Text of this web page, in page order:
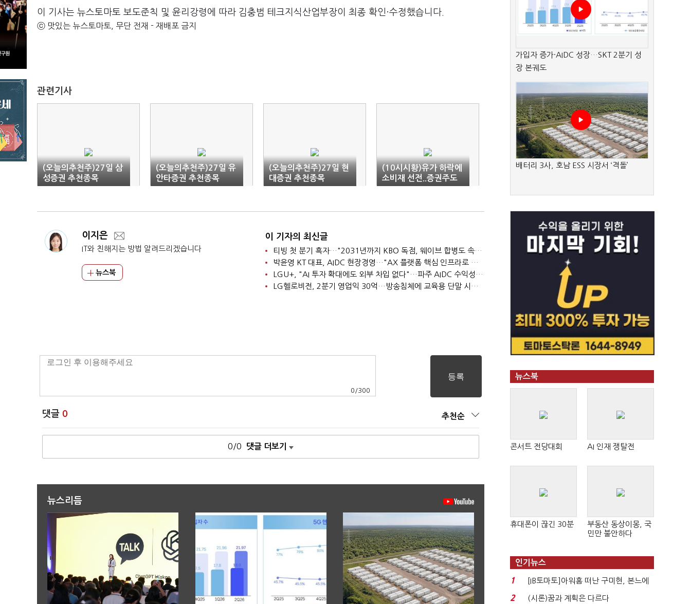
이 기사는 뉴스토마토 보도준칙 및 윤리강령에 따라 김충범 테크지식산업부장이 최종 확인·수정했습니다.
ⓒ 맛있는 뉴스토마토, 무단 전재 - 재배포 금지
관련기사
(오늘의추천주)27일 삼
성증권 추천종목
(오늘의추천주)27일 유
안타증권 추천종목
(오늘의추천주)27일 현
대증권 추천종목
(10시시황)유가 하락에
소비재 선전..증권주도
상승
이지은
IT와 친해지는 방법 알려드리겠습니다
뉴스북
이 기자의 최신글
티빙 첫 분기 흑자…"2031년까지 KBO 독점, 웨이브 합병도 속도"
박윤영 KT 대표, AIDC 현장경영…"AX 플랫폼 핵심 인프라로 키운다"
LGU+, "AI 투자 확대에도 외부 차입 없다"…파주 AIDC 수익성 자신
LG헬로비전, 2분기 영업익 30억…방송침체에 교육용 단말 시장도 축소
0 /300
댓글 0 추천순
0/0 댓글 더보기
뉴스리듬
가입자 증가·AIDC 성장…SKT 2분기 성
장 본궤도
배터리 3사, 호남 ESS 시장서 ‘격돌’
뉴스북
콘서트 전당대회 AI 인재 쟁탈전
휴대폰이 끊긴 30분
부동산 동상이몽, 국
민만 불안하다
인기뉴스
1
[IB토마토]아워홈 떠난 구미현, 본느에
340억 베팅…가...
2 (시론)꿈과 계획은 다르다